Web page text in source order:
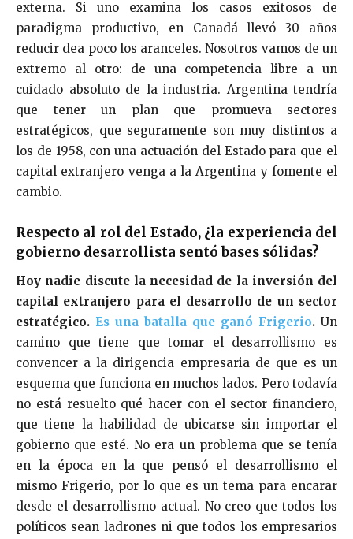
externa. Si uno examina los casos exitosos de
paradigma productivo, en Canadá llevó 30 años
reducir dea poco los aranceles. Nosotros vamos de un
extremo al otro: de una competencia libre a un
cuidado absoluto de la industria. Argentina tendría
que tener un plan que promueva sectores
estratégicos, que seguramente son muy distintos a
los de 1958, con una actuación del Estado para que el
capital extranjero venga a la Argentina y fomente el
cambio.
Respecto al rol del Estado, ¿la experiencia del
gobierno desarrollista sentó bases sólidas?
Hoy nadie discute la necesidad de la inversión del
capital extranjero para el desarrollo de un sector
estratégico. Es una batalla que ganó Frigerio. Un
camino que tiene que tomar el desarrollismo es
convencer a la dirigencia empresaria de que es un
esquema que funciona en muchos lados. Pero todavía
no está resuelto qué hacer con el sector financiero,
que tiene la habilidad de ubicarse sin importar el
gobierno que esté. No era un problema que se tenía
en la época en la que pensó el desarrollismo el
mismo Frigerio, por lo que es un tema para encarar
desde el desarrollismo actual. No creo que todos los
políticos sean ladrones ni que todos los empresarios